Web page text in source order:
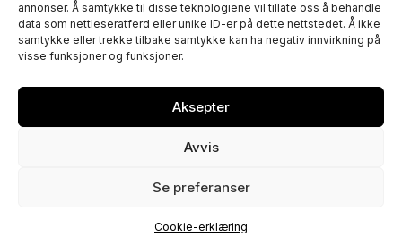
annonser. Å samtykke til disse teknologiene vil tillate oss å behandle
data som nettleseratferd eller unike ID-er på dette nettstedet. Å ikke
samtykke eller trekke tilbake samtykke kan ha negativ innvirkning på
visse funksjoner og funksjoner.
Aksepter
Avvis
Se preferanser
Cookie-erklæring
© 2026 [ comfort zone ] – Verdant AS – Org.nr. 992 518